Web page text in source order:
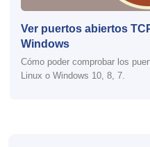
Ver puertos abiertos
Windows
Cómo poder comprobar los
Linux o Windows 10, 8, 7.